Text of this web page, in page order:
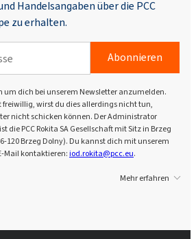
Handelsangaben über die PCC
zu erhalten.
Abonnieren
um dich bei unserem Newsletter anzumelden.
freiwillig, wirst du dies allerdings nicht tun,
nicht schicken können. Der Administrator
die PCC Rokita SA Gesellschaft mit Sitz in Brzeg
120 Brzeg Dolny). Du kannst dich mit unserem
Mail kontaktieren:iod.rokita@pcc.eu.
Mehr erfahren